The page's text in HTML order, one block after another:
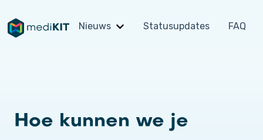
Nieuws
Submenu tonen voor Nieuws
Statusupdates FAQ
Hoe kunnen we je